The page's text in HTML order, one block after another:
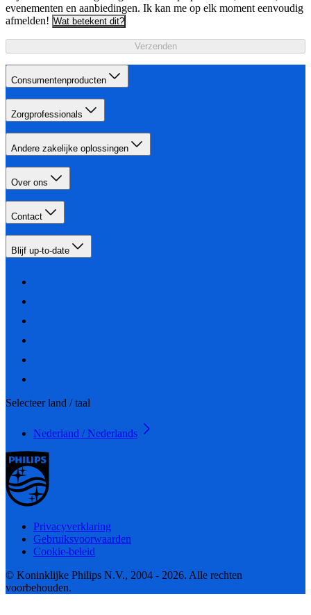
evenementen en aanbiedingen. Ik kan me op elk moment eenvoudig
afmelden! Wat betekent dit?
Verzenden
Consumentenproducten
Zorgprofessionals
Andere zakelijke oplossingen
Over ons
Contact
Blijf up-to-date
Selecteer land / taal
Nederland / Nederlands
Privacyverklaring
Gebruiksvoorwaarden
Cookie-beleid
© Koninklijke Philips N.V., 2004 - 2026. Alle rechten
voorbehouden.